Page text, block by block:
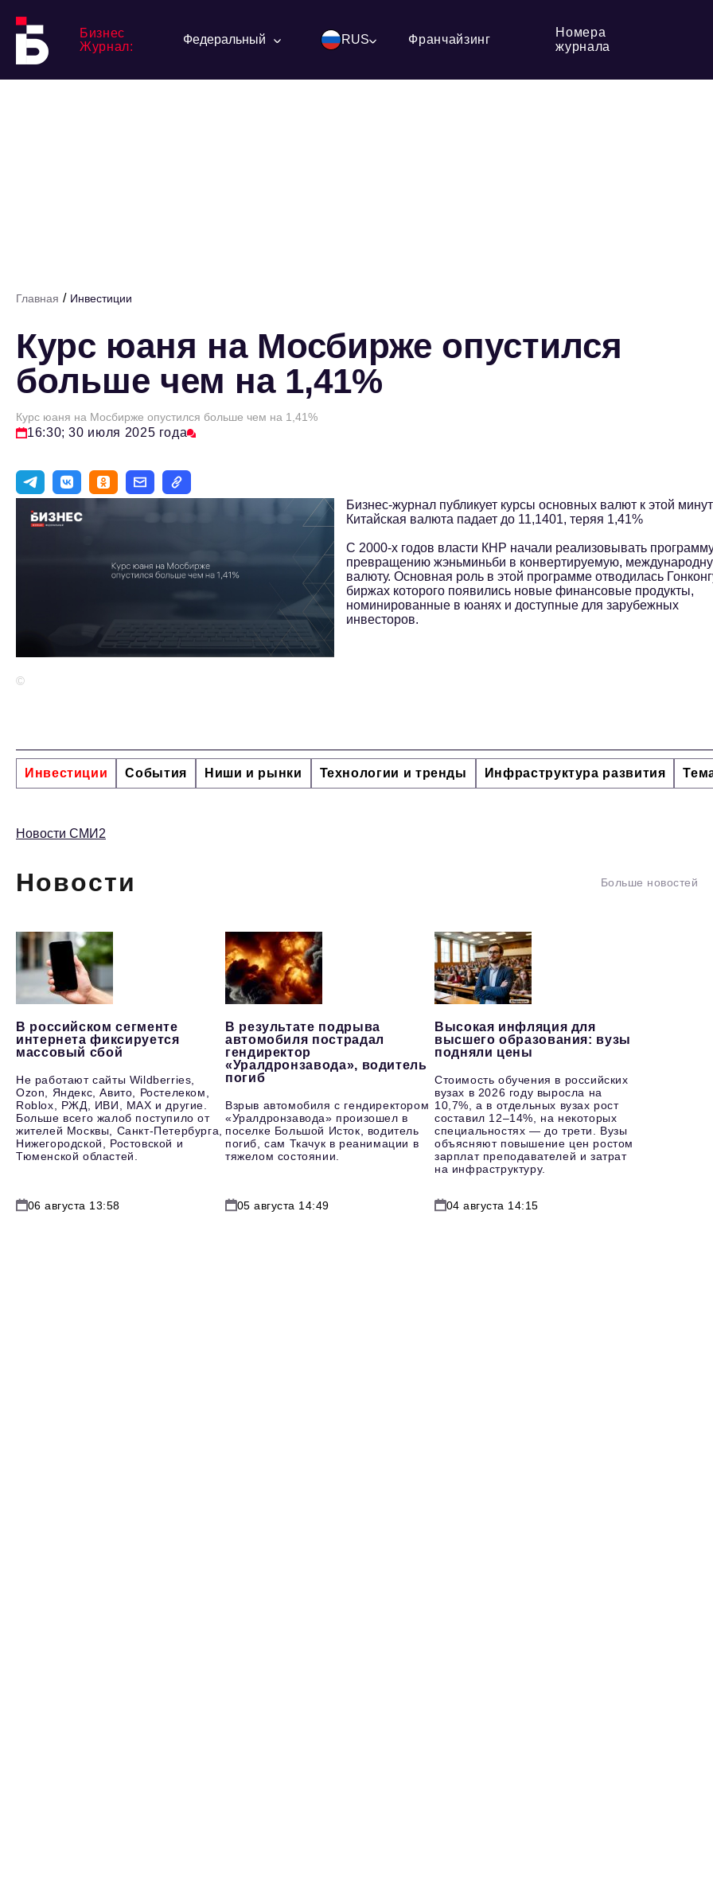
Бизнес
Журнал:
Федеральный RUS Франчайзинг
Номера
журнала
Главная / Инвестиции
Курс юаня на Мосбирже опустился
больше чем на 1,41%
Курс юаня на Мосбирже опустился больше чем на 1,41%
16:30; 30 июля 2025 года
©
Бизнес-журнал публикует курсы основных валют к этой
Китайская валюта падает до 11,1401, теряя 1,41%
С 2000-х годов власти КНР начали реализовывать
превращению жэньминьби в конвертируемую,
валюту. Основная роль в этой программе отводилась
биржах которого появились новые финансовые продукты,
номинированные в юанях и доступные для зарубежных
инвесторов.
Инвестиции События Ниши и рынки Технологии и тренды Инфраструктура развития
Новости СМИ2
Новости Больше новостей
В российском сегменте
интернета фиксируется
массовый сбой
Не работают сайты Wildberries,
Ozon, Яндекс, Авито, Ростелеком,
Roblox, РЖД, ИВИ, MAX и другие.
Больше всего жалоб поступило от
жителей Москвы, Санкт-Петербурга,
Нижегородской, Ростовской и
Тюменской областей.
06 августа 13:58
В результате подрыва
автомобиля пострадал
гендиректор
«Уралдронзавода», водитель
погиб
Взрыв автомобиля с гендиректором
«Уралдронзавода» произошел в
поселке Большой Исток, водитель
погиб, сам Ткачук в реанимации в
тяжелом состоянии.
05 августа 14:49
Высокая инфляция для
высшего образования: вузы
подняли цены
Стоимость обучения в российских
вузах в 2026 году выросла на
10,7%, а в отдельных вузах рост
составил 12–14%, на некоторых
специальностях — до трети. Вузы
объясняют повышение цен ростом
зарплат преподавателей и затрат
на инфраструктуру.
04 августа 14:15